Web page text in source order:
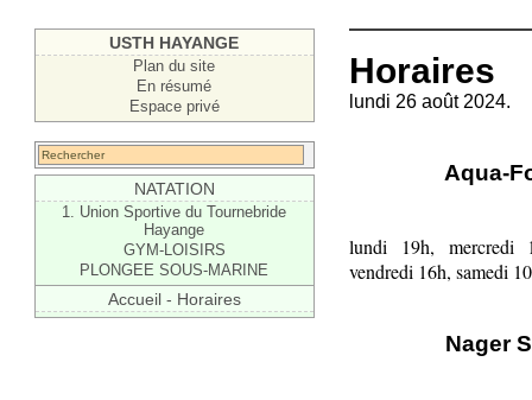
USTH HAYANGE
Plan du site
En résumé
Espace privé
NATATION
1. Union Sportive du Tournebride
Hayange
GYM-LOISIRS
PLONGEE SOUS-MARINE
Accueil - Horaires
Horaires
lundi 26 août 2024.
Aqua-
lundi 19h, mercredi
vendredi 16h, samedi
Nager